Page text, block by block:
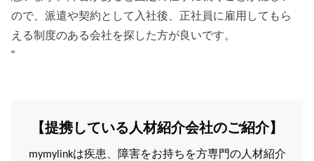
ので、派遣や契約として入社後、正社員に雇用してもら
える制度のある会社を探した方が良いです。
“
【提携している人材紹介会社のご紹介】
mymylinkは疾患、障害をお持ちを方専門の人材紹介